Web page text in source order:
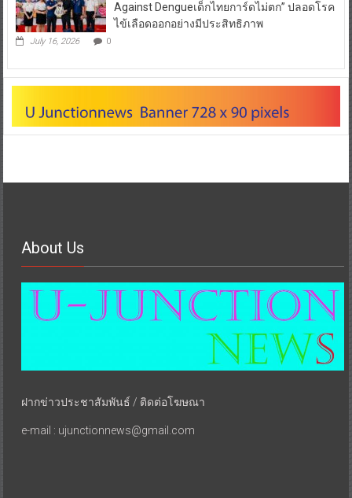
Against Dengueเด็กไทยการ์ดไม่ตก” ปลอดโรค
ไข้เลือดออกอย่างมีประสิทธิภาพ
July 16, 2026 0
About Us
ฝากข่าวประชาสัมพันธ์ / ติดต่อโฆษณา
e-mail : ujunctionnews@gmail.com